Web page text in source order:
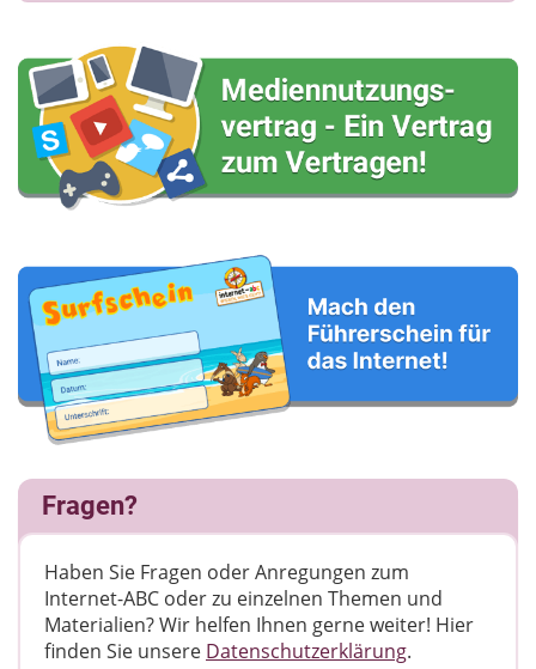
Fragen?
Haben Sie Fragen oder Anregungen zum
Internet-ABC oder zu einzelnen Themen und
Materialien? Wir helfen Ihnen gerne weiter! ​Hier
finden Sie unsere Datenschutzerklärung.